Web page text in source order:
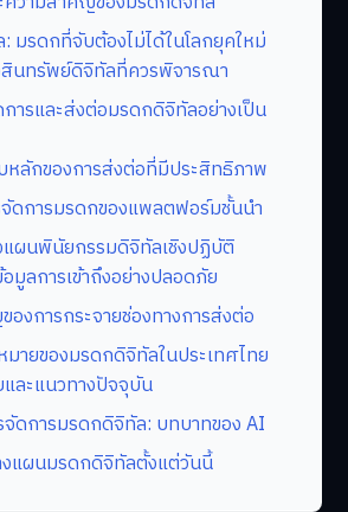
มรดกที่จับต้องไม่ได้ในโลกยุคใหม่
สินทรัพย์ดิจิทัลที่ควรพิจารณา
ารและส่งต่อมรดกดิจิทัลอย่างเป็น
หลักของการส่งต่อที่มีประสิทธิภาพ
จัดการมรดกของแพลตฟอร์มชั้นนำ
แผนพินัยกรรมดิจิทัลเชิงปฏิบัติ
มูลการเข้าถึงอย่างปลอดภัย
งการกระจายช่องทางการส่งต่อ
ายของมรดกดิจิทัลในประเทศไทย
ละแนวทางปัจจุบัน
ดการมรดกดิจิทัล: บทบาทของ AI
งแผนมรดกดิจิทัลตั้งแต่วันนี้